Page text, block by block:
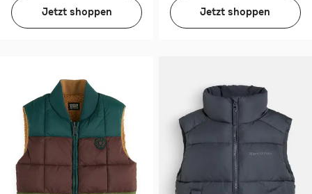
Jetzt shoppen Jetzt shoppen